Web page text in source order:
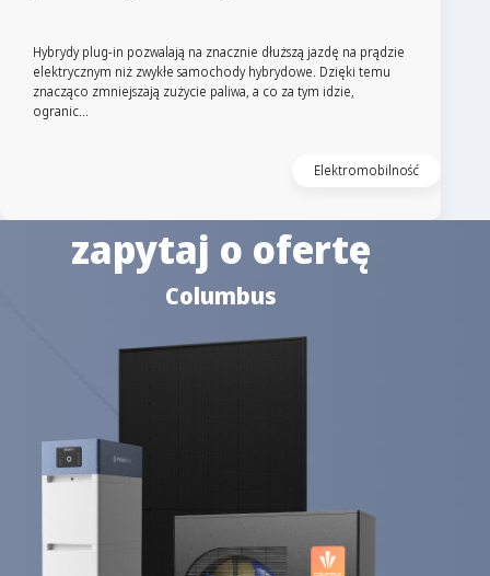
Hybrydy plug-in pozwalają na znacznie dłuższą jazdę na prądzie
elektrycznym niż zwykłe samochody hybrydowe. Dzięki temu
znacząco zmniejszają zużycie paliwa, a co za tym idzie,
ogranic...
Elektromobilność
zapytaj o ofertę
Columbus